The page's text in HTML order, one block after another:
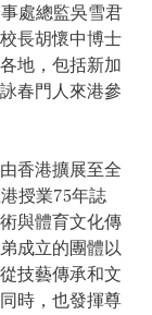
處總監吳雪君
長胡懷中博士
地，包括新加
春門人來港參
香港擴展至全
授業75年誌
與體育文化傳
成立的團體以
技藝傳承和文
時，也發揮尊